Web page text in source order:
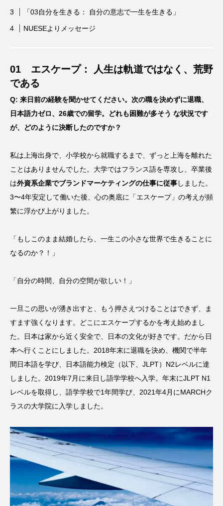
「03自分を生きる： 自分の意志で一生を生きる」
NUESEよりメッセージ
01 エスケープ： 人生は軌道ではなく、荒野
である
Q: 来日前の経験を聞かせてください。次の職を決めずに退職、
日本語力ゼロ、26歳での留学。どれも困難が多そう な状況です
が、どのように決断したのですか？
私は上海出身で、小学校から就職するまで、ずっと上海を離れた
ことはありませんでした。大学ではフランス語を専攻し、卒業後
は外資系企業でブランドマーケティングの仕事に従事しました。
3〜4年安定して働いた後、心の奥底に「エスケープ」の考えが頻
繁に浮かび上がりました。
「もしこのまま結婚したら、一生この小さな世界で生きることに
なるのか？！」
「自分の時間、自分の空間が欲しい！」
一旦この思いが湧き出すと、もう押さえつけることはできず、ま
すます強くなります。どこにエスケープするかを考え始めまし
た。日本は家から近く安全で、日本の文化が好きです。だから日
本へ行くことにしました。2018年末に退職を決め、機関で半年
間日本語を学び、日本語能力検定（以下、JLPT）N2レベルに達
しました。2019年7月に来日し語学学校へ入学。年末にJLPT N1
レベルを取得し、語学学校で1年間学び、2021年4月にMARCHク
ラスの大学院に入学しました。